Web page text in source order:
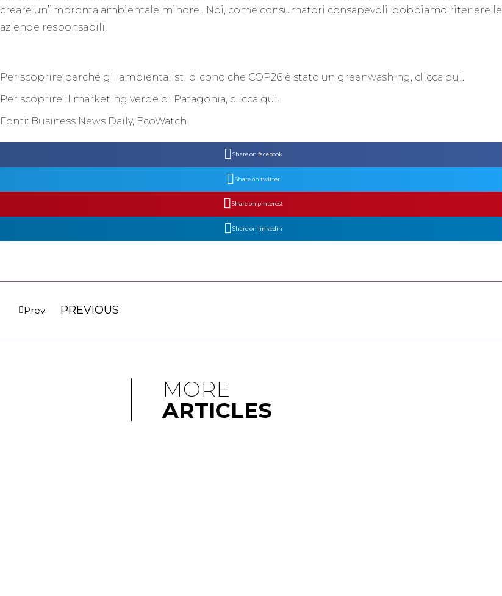
creare un’impronta ambientale minore. Noi, come consumatori consapevoli, dobbiamo ritenere le
aziende responsabili.
Per scoprire perché gli ambientalisti dicono che COP26 è stato un greenwashing, clicca qui.
Per scoprire il marketing verde di Patagonia, clicca qui.
Fonti: Business News Daily, EcoWatch
Share on facebook
Share on twitter
Share on pinterest
Share on linkedin
Prev PREVIOUS
MORE
ARTICLES